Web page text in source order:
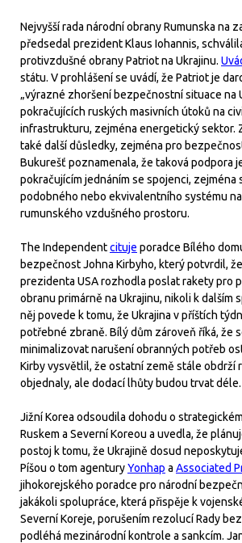
Nejvyšší rada národní obrany Rumunska na
předsedal prezident Klaus Iohannis,
protivzdušné obrany Patriot na Ukrajinu.
státu. V prohlášení se uvádí, že Patriot je
„výrazné zhoršení bezpečnostní situace na
pokračujících ruských masivních útoků na
infrastrukturu, zejména energetický sektor.
také další důsledky, zejména pro
Bukurešť poznamenala, že taková podpora
pokračujícím jednáním se spojenci, zejména
podobného nebo ekvivalentního systému
rumunského vzdušného prostoru.
The Independentcituje poradce Bílého
bezpečnost Johna Kirbyho, který potvrdil,
prezidenta USA rozhodla poslat rakety pro
obranu primárně na Ukrajinu, nikoli k dalším
něj povede k tomu, že Ukrajina v příštích
potřebné zbraně. Bílý dům zároveň říká, že
minimalizovat narušení obranných potřeb
Kirby vysvětlil, že ostatní země stále obdrží
objednaly, ale dodací lhůty budou trvat déle.
Jižní Korea odsoudila dohodu o
Ruskem a Severní Koreou a uvedla, že
postoj k tomu, že Ukrajině dosud
Píšou o tom agenturyYonhap a Associated
jihokorejského poradce pro národní
jakákoli spolupráce, která přispěje k
Severní Koreje, porušením rezolucí Rady
podléhá mezinárodní kontrole a sankcím.